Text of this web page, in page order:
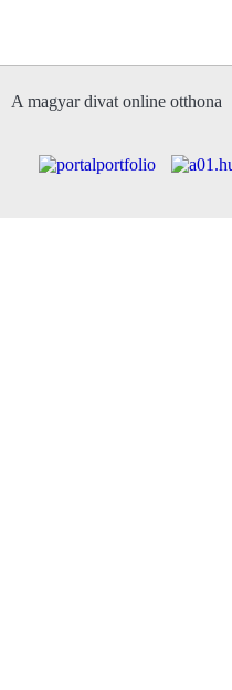
A magyar divat online otthona